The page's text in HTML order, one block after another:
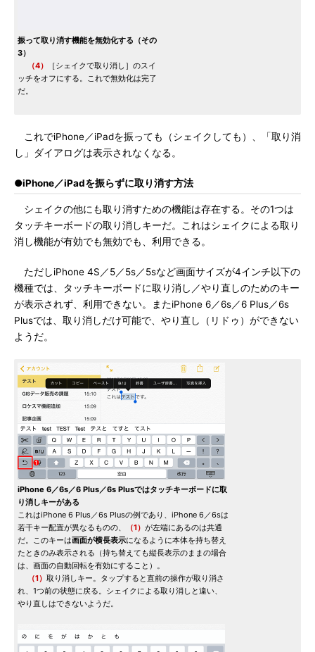
振って取り消す機能を無効化する（その
3）
（4）
［シェイクで取り消し］のスイ
ッチをオフにする。これで無効化は完了
だ。
これでiPhone／iPadを振っても（シェイクしても）、「取り消
し」ダイアログは表示されなくなる。
●iPhone／iPadを振らずに取り消す方法
シェイクの他にも取り消すための機能は存在する。その1つは
タッチキーボードの取り消しキーだ。これはシェイクによる取り
消し機能が有効でも無効でも、利用できる。
ただしiPhone 4S／5／5s／5sなど画面サイズが4インチ以下の
機種では、タッチキーボードに取り消し／やり直しのためのキー
が表示されず、利用できない。またiPhone 6／6s／6 Plus／6s
Plusでは、取り消しだけ可能で、やり直し（リドゥ）ができない
ようだ。
iPhone 6／6s／6 Plus／6s Plusではタッチキーボードに取
り消しキーがある
これはiPhone 6 Plus／6s Plusの例であり、iPhone 6／6sは
若干キー配置が異なるものの、
（1） が左端にあるのは共通
だ。このキーは画面が横長表示になるように本体を持ち替え
たときのみ表示される（持ち替えても縦長表示のままの場合
は、画面の自動回転を有効にすること）。
（1） 取り消しキー。タップすると直前の操作が取り消さ
れ、1つ前の状態に戻る。シェイクによる取り消しと違い、
やり直しはできないようだ。